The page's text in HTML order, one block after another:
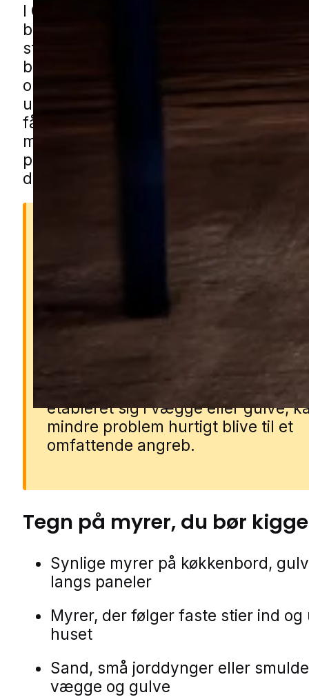
I Gråsten ses udfordringen typisk i
boligkvarterer, nyere
stille villaveje, hvor haver med hække,
buskads og kompost giver mange små
opholdssteder. Carporte, haveskure
udhuse kan også være steder, hvor
får lov at udvikle sig over tid. Du kan
myrehjælp i Gråsten gennem vores
partnere. Udfyld formularen, så
dig med en lokal specialist.
Derfor er myrer et
Myrer kan trænge ind i boligen i
antal og forurene madvarer samt
arter som faraomyrer kan sprede
bakterier, mens andre kan
etableret sig i vægge eller gulve,
mindre problem hurtigt blive til et
omfattende angreb.
Tegn på myrer, du bør
Synlige myrer på køkkenbord,
langs paneler
Myrer, der følger faste stier ind og
huset
Sand, små jorddynger eller
vægge og gulve